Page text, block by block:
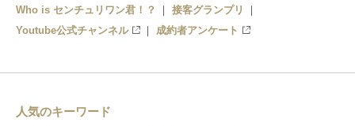
Who is センチュリワン君！？
接客グランプリ
Youtube公式チャンネル
成約者アンケート
人気のキーワード